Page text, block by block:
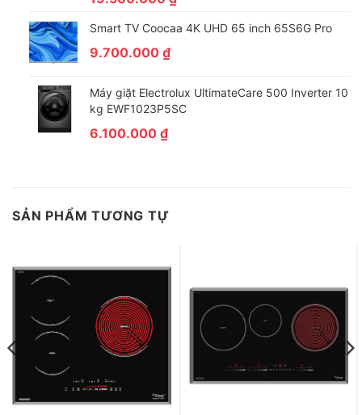
Smart TV Coocaa 4K UHD 65 inch 65S6G Pro
9.700.000 ₫
Máy giặt Electrolux UltimateCare 500 Inverter 10
kg EWF1023P5SC
6.100.000 ₫
SẢN PHẨM TƯƠNG TỰ